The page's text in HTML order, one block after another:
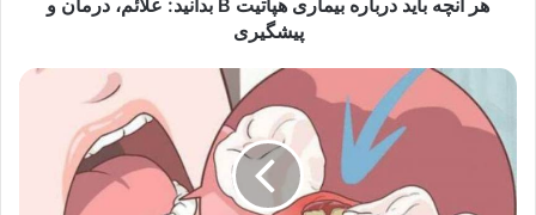
هر آنچه باید درباره بیماری هپاتیت B بدانید: علائم، درمان و
پیشگیری
حفره
خشک
دندان
چیست؟